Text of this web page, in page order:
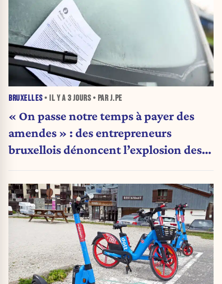
BRUXELLES• IL Y A 3 JOURS• PAR J.PE
« On passe notre temps à payer des
amendes » : des entrepreneurs
bruxellois dénoncent l’explosion des